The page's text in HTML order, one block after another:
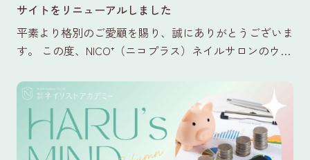
サイトをリニューアルしました
平素より格別のご愛顧を賜り、誠にありがとうございま
す。 この度、NICO⁺（ニコプラス）ネイルサロンのウェ
のリ…